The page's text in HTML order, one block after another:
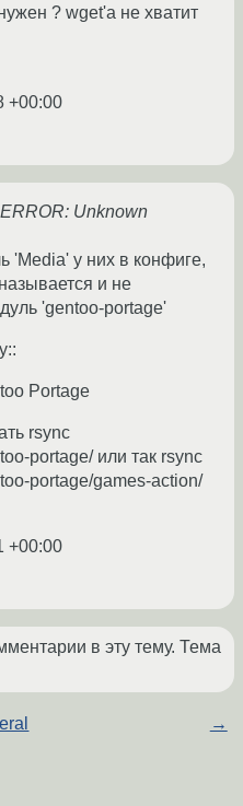
? wget'а не хватит
+00:00
Unknown
'Media' у них в конфиге,
и не
'gentoo-portage'
Portage
rsync
portage/ или так rsync
portage/games-action/
+00:00
в эту тему. Тема
→